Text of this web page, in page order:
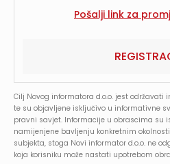
Cilj Novog informatora d.o.o. jest
te su objavljene isključivo u informativne
pravni savjet. Informacije u obrascima su
namijenjene bavljenju konkretnim
subjekta, stoga Novi informator d.o.o. ne
koja korisniku može nastati upotrebom